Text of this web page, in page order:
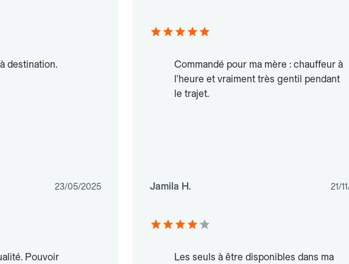
destination.
23/05/2025
Commandé pour ma mère : chauffeur à
l'heure et vraiment très gentil pendant
le trajet.
Jamila H. 21/
Pouvoir
Les seuls à être disponibles dans ma